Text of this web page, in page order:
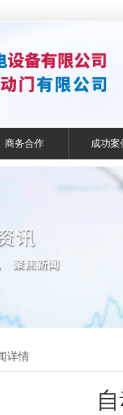
商务合作 成功案
详情